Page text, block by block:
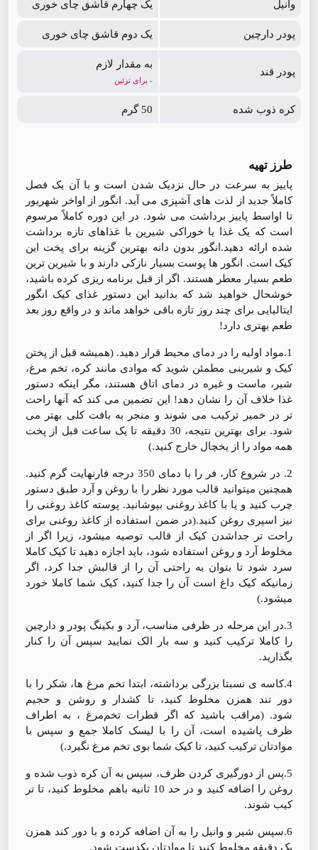
وانیل یک چهارم قاشق چای خوری
پودر دارچین یک دوم قاشق چای خوری
پودر قند
به مقدار لازم
- برای تزئین
کره ذوب شده 50 گرم
طرز تهیه
پاییز به سرعت در حال نزدیک شدن است و با آن یک فصل
کاملاً جدید از لذت های آشپزی می آید. انگور از اواخر شهریور
تا اواسط پاییز برداشت می شود. در این دوره کاملاً مرسوم
است که یک غذا یا خوراکی شیرین با غذاهای تازه برداشت
شده ارائه دهید.انگور بدون دانه بهترین گزینه برای پخت این
کیک است. انگور ها پوست بسیار نازکی دارند و با شیرین ترین
طعم بسیار معطر هستند. اگر از قبل برنامه ریزی کرده باشید،
خوشحال خواهید شد که بدانید این دستور غذای کیک انگور
ایتالیایی برای چند روز تازه باقی خواهد ماند و در واقع روز بعد
طعم بهتری دارد!
1.مواد اولیه را در دمای محیط قرار دهید. (همیشه قبل از پختن
کیک و شیرینی مطمئن شوید که موادی مانند کره، تخم مرغ،
شیر، ماست و غیره در دمای اتاق هستند، مگر اینکه دستور
غذا خلاف آن را نشان دهد! این تضمین می کند که آنها راحت
تر در خمیر ترکیب می شوند و منجر به بافت کلی بهتر می
شود. برای بهترین نتیجه، 30 دقیقه تا یک ساعت قبل از پخت
همه مواد را از یخچال خارج کنید.)
2. در شروع کار، فر را با دمای 350 درجه فارنهایت گرم کنید.
همچنین میتوانید قالب مورد نظر را با روغن و آرد طبق دستور
چرب کنید و یا با کاغذ روغنی بپوشانید. پوسته کاغذ روغنی را
نیز اسپری روغن کنید.(در ضمن استفاده از کاغذ روغنی برای
راحت تر جداشدن کیک از قالب توصیه میشود، زیرا اگر از
مخلوط آرد و روغن استفاده شود، باید اجازه دهید تا کیک کاملا
سرد شود تا بتوان به راحتی آن را از قالبش جدا کرد، اگر
زمانیکه کیک داغ است آن را جدا کنید، کیک شما کاملا خورد
میشود.)
3.در این مرحله در ظرفی مناسب، آرد و بکینگ پودر و دارچین
را کاملا ترکیب کنید و سه بار الک نمایید سپس آن را کنار
بگذارید.
4.کاسه ی نسبتا بزرگی برداشته، ابتدا تخم مرغ ها، شکر را با
دور تند همزن مخلوط کنید، تا کشدار و روشن و حجیم
شود. (مراقب باشید که اگر قطرات تخم‌مرغ ، به اطراف
ظرف پاشیده است، آن را با لیسک کاملا جمع و سپس با
موادتان ترکیب کنید، تا کیک شما بوی تخم مرغ نگیرد.)
5.پس از دورگیری کردن ظرف، سپس به آن کره ذوب شده و
روغن را اضافه کنید و در حد 10 ثانیه باهم مخلوط کنید، تا تر
کیب شوند.
6.سپس شیر و وانیل را به آن اضافه کرده و با دور کند همزن
یک دقیقه مخلوط کنید تا موادتان یکدست شود.